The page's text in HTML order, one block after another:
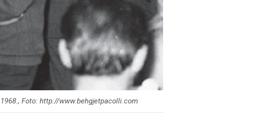
Foto: http://www.behgjetpacolli.com